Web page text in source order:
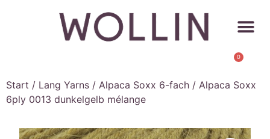
0
Start / Lang Yarns / Alpaca Soxx 6-fach / Alpaca Soxx
6ply 0013 dunkelgelb mélange